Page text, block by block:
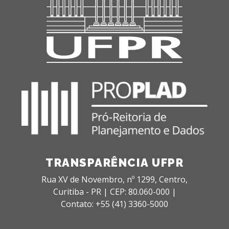
TRANSPARÊNCIA UFPR
Rua XV de Novembro, nº 1299, Centro,
Curitiba - PR | CEP: 80.060-000 |
Contato: +55 (41) 3360-5000